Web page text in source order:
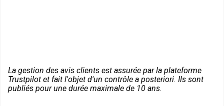
La gestion des avis clients est assurée par la plateforme
Trustpilot et fait l'objet d'un contrôle a posteriori. Ils sont
publiés pour une durée maximale de 10 ans.